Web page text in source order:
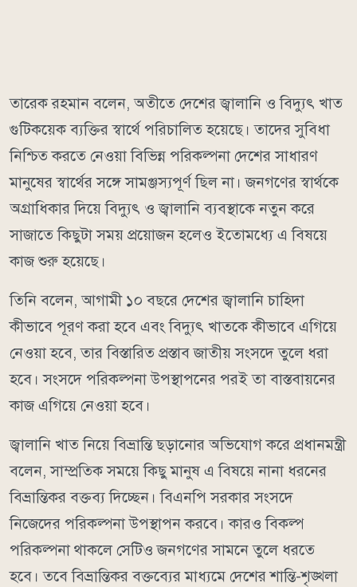
তারেক রহমান বলেন, অতীতে দেশের জ্বালানি ও বিদ্যুৎ খাত
গুটিকয়েক ব্যক্তির স্বার্থে পরিচালিত হয়েছে। তাদের সুবিধা
নিশ্চিত করতে নেওয়া বিভিন্ন পরিকল্পনা দেশের সাধারণ
মানুষের স্বার্থের সঙ্গে সামঞ্জস্যপূর্ণ ছিল না। জনগণের স্বার্থকে
অগ্রাধিকার দিয়ে বিদ্যুৎ ও জ্বালানি ব্যবস্থাকে নতুন করে
সাজাতে কিছুটা সময় প্রয়োজন হলেও ইতোমধ্যে এ বিষয়ে
কাজ শুরু হয়েছে।
তিনি বলেন, আগামী ১০ বছরে দেশের জ্বালানি চাহিদা
কীভাবে পূরণ করা হবে এবং বিদ্যুৎ খাতকে কীভাবে এগিয়ে
নেওয়া হবে, তার বিস্তারিত প্রস্তাব জাতীয় সংসদে তুলে ধরা
হবে। সংসদে পরিকল্পনা উপস্থাপনের পরই তা বাস্তবায়নের
কাজ এগিয়ে নেওয়া হবে।
জ্বালানি খাত নিয়ে বিভ্রান্তি ছড়ানোর অভিযোগ করে প্রধানমন্ত্রী
বলেন, সাম্প্রতিক সময়ে কিছু মানুষ এ বিষয়ে নানা ধরনের
বিভ্রান্তিকর বক্তব্য দিচ্ছেন। বিএনপি সরকার সংসদে
নিজেদের পরিকল্পনা উপস্থাপন করবে। কারও বিকল্প
পরিকল্পনা থাকলে সেটিও জনগণের সামনে তুলে ধরতে
হবে। তবে বিভ্রান্তিকর বক্তব্যের মাধ্যমে দেশের শান্তি-শৃঙ্খলা